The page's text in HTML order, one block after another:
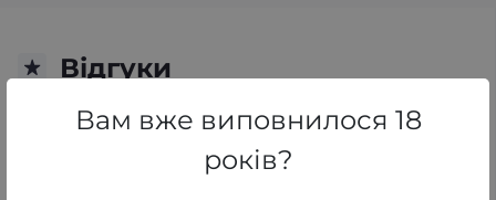
Вам вже виповнилося 18
років?
Відгуки